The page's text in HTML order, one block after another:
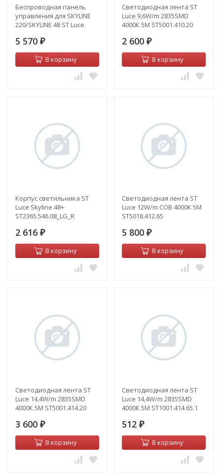
Беспроводная панель
управления для SKYLINE
220/SKYLINE 48 ST Luce
5 570 ₽
В корзину
Светодиодная лента ST
Luce 9,6W/m 2835SMD
4000К 5M ST5001.410.20
2 600 ₽
В корзину
Корпус светильника ST
Luce Skyline 48+
ST2365.546.08_LG_R
2 616 ₽
В корзину
Светодиодная лента ST
Luce 12W/m COB 4000К 5M
ST5018.412.65
5 800 ₽
В корзину
Светодиодная лента ST
Luce 14,4W/m 2835SMD
4000К 5M ST5001.414.20
3 600 ₽
В корзину
Светодиодная лента ST
Luce 14,4W/m 2835SMD
4000К 5M ST1001.414.65.1
512 ₽
В корзину